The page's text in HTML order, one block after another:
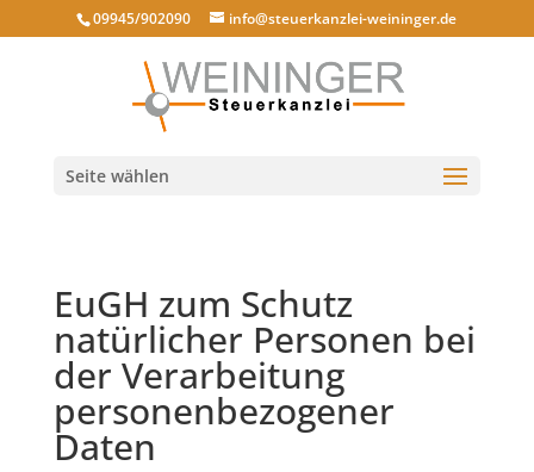
09945/902090 info@steuerkanzlei-weininger.de
Seite wählen
EuGH zum Schutz
natürlicher Personen bei
der Verarbeitung
personenbezogener
Daten